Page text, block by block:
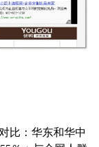
比：华东和华中